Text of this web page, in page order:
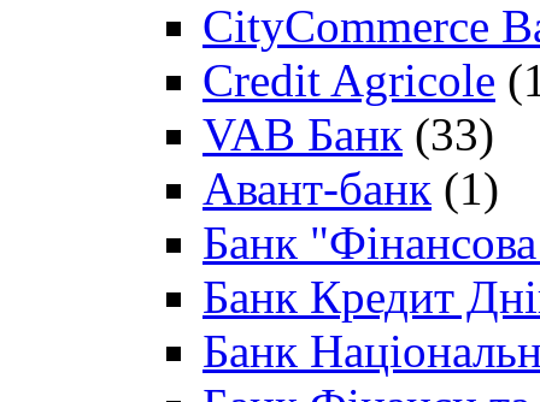
CityCommerce
Credit Agricole
VAB Банк (33)
Авант-банк (1)
Банк "Фінансова
Банк Кредит
Банк